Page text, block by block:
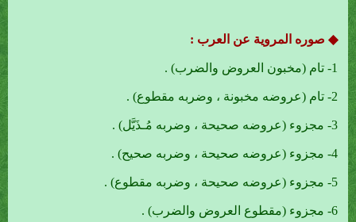
◆ صوره المروية عن العرب :
1- تام (مخبون العروض والضرب) .
2- تام (عروضه مخبونة ، وضربه مقطوع) .
3- مجزوء (عروضه صحيحة ، وضربه مُـذَيَّل) .
4- مجزوء (عروضه صحيحة ، وضربه صحيح) .
5- مجزوء (عروضه صحيحة ، وضربه مقطوع) .
6- مجزوء (مقطوع العروض والضرب) .